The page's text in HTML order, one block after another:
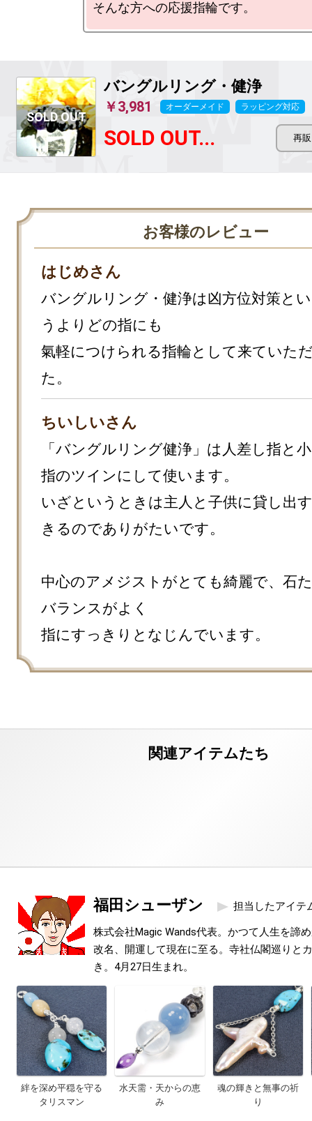
バングルリング・健浄
￥3,981 オーダーメイド ラッピング対応
SOLD OUT...
お客様のレビュー
はじめさん
バングルリング・健浄は凶方位対策とい
うよりどの指にも
氣軽につけられる指輪として来ていた
た。
ちいしいさん
「バングルリング健浄」は人差し指と小
指のツインにして使います。
いざというときは主人と子供に貸し出
きるのでありがたいです。
中心のアメジストがとても綺麗で、石
バランスがよく
指にすっきりとなじんでいます。
福田シューザン 担当したアイテ
株式会社Magic Wands代表。かつて人生を諦
改名、開運して現在に至る。寺社仏閣巡りと
き。4月27日生まれ。
絆を深め平穏を守る
タリスマン
水天需・天からの恵
み
魂の輝きと無事の祈
り